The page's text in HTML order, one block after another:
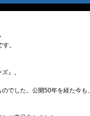
。
』。
でした。公開50年を経た今も